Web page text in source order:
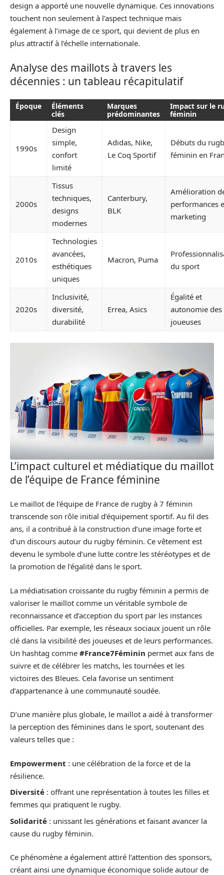
design a apporté une nouvelle dynamique. Ces innovations
touchent non seulement à l’aspect technique mais
également à l’image de ce sport, qui devient de plus en
plus attractif à l’échelle internationale.
Analyse des maillots à travers les
décennies : un tableau récapitulatif
Époque
Éléments
clés
Marques
prédominantes
Impact sur le
féminin
1990s
Design
simple,
confort
limité
Adidas, Nike,
Le Coq Sportif
Débuts du
féminin en
2000s
Tissus
techniques,
designs
modernes
Canterbury,
BLK
Amélioration
performances
marketing
2010s
Technologies
avancées,
esthétiques
uniques
Macron, Puma
du sport
2020s
Inclusivité,
diversité,
durabilité
Errea, Asics
Égalité et
autonomie des
joueuses
L’impact culturel et médiatique du maillot
de l’équipe de France féminine
Le maillot de l’équipe de France de rugby à 7 féminin
transcende son rôle initial d’équipement sportif. Au fil des
ans, il a contribué à la construction d’une image forte et
d’un discours autour du rugby féminin. Ce vêtement est
devenu le symbole d’une lutte contre les stéréotypes et de
la promotion de l’égalité dans le sport.
La médiatisation croissante du rugby féminin a permis de
valoriser le maillot comme un véritable symbole de
reconnaissance et d’acception du sport par les instances
officielles. Par exemple, les réseaux sociaux jouent un rôle
clé dans la visibilité des joueuses et de leurs performances.
Un hashtag comme #France7Féminin permet aux fans de
suivre et de célébrer les matchs, les tournées et les
victoires des Bleues. Cela favorise un sentiment
d’appartenance à une communauté soudée.
D’une manière plus globale, le maillot a aidé à transformer
la perception des féminines dans le sport, soutenant des
valeurs telles que :
Empowerment : une célébration de la force et de la
résilience.
Diversité : offrant une représentation à toutes les filles et
femmes qui pratiquent le rugby.
Solidarité : unissant les générations et faisant avancer la
cause du rugby féminin.
Ce phénomène a également attiré l’attention des sponsors,
créant ainsi une dynamique économique solide autour de